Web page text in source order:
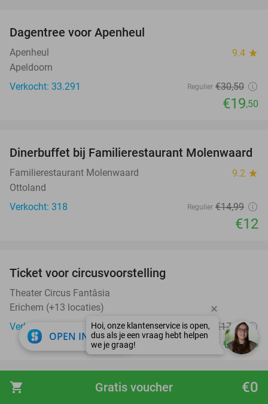
shopping_cart €0
Gratis voucher
Dagentree voor Apenheul
Apenheul 9.4 star
Apeldoorn
Verkocht: 33.291
Regulier €30,50
€19,50
20%
Dinerbuffet bij Familierestaurant Molenwaard
Familierestaurant Molenwaard 9.2 star
Ottoland
Verkocht: 318
Regulier €14,99
€12
Ticket voor circusvoorstelling
Theater Circus Fantâsia
Erichem (+13 locaties)
Verkocht: 405
Regulier €17 ,50
€11 ,95
39%
3-gangen keuzediner bij De Kantine
OPEN IN APP close